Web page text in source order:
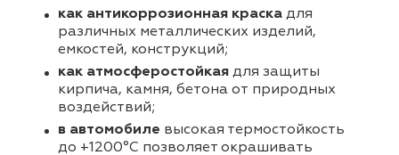
как антикоррозионная краска для
различных металлических изделий,
емкостей, конструкций;
как атмосферостойкая для защиты
кирпича, камня, бетона от природных
воздействий;
в автомобиле высокая термостойкость
до +1200°С позволяет окрашивать